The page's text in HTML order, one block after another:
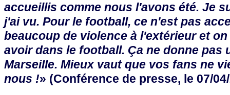
accueillis comme nous l'avons été. Je
j'ai vu. Pour le football, ce n'est pas
beaucoup de violence à l'extérieur et
avoir dans le football. Ça ne donne pas
Marseille. Mieux vaut que vos fans ne
nous !» (Conférence de presse, le 07/